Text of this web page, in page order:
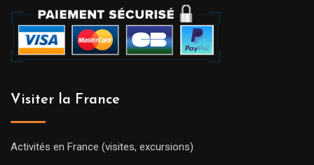
Visiter la France
Activités en France (visites, excursions)